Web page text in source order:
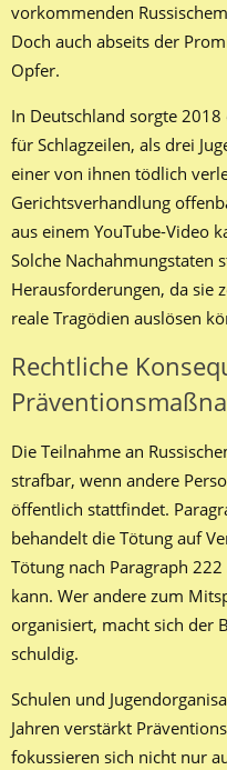
vorkommenden
Doch auch abseits der
Opfer.
In Deutschland sorgte
für Schlagzeilen, als drei
einer von ihnen tödlich
Gerichtsverhandlung
aus einem YouTube-Video
Solche Nachahmungstaten
Herausforderungen, da sie
reale Tragödien auslösen
Rechtliche
Die Teilnahme an
strafbar, wenn andere
öffentlich stattfindet.
behandelt die Tötung auf
Tötung nach Paragraph
kann. Wer andere zum
organisiert, macht sich der
schuldig.
Schulen und
Jahren verstärkt
fokussieren sich nicht nur